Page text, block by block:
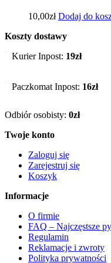
10,00zł Dodaj do
Koszty dostawy
Kurier Inpost: 19zł
Paczkomat Inpost: 16zł
Odbiór osobisty: 0zł
Twoje konto
Zaloguj się
Zarejestruj się
Koszyk
Informacje
O firmie
FAQ – Najczęstsze
Regulamin
Reklamacje i zwroty
Polityka prywatności